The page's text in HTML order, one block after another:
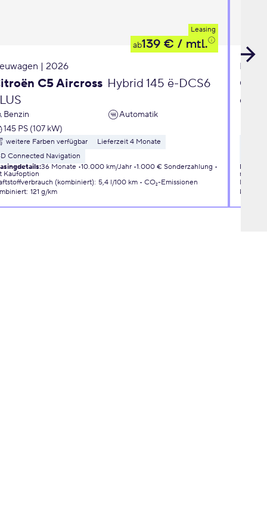
Leasing
ab139 € / mtl.
| 2026
C5 Aircross Hybrid 145 ë-DCS6
Benzin
Automatik
145 PS (107 kW)
weitere Farben verfügbar
Lieferzeit 4 Monate
Connected Navigation
:36 Monate 10.000 km/Jahr 1.000 € Sonderzahlung
Kaufoption
(kombiniert): 5,4 l/100 km
CO₂-Emissionen
: 121 g/km
mit